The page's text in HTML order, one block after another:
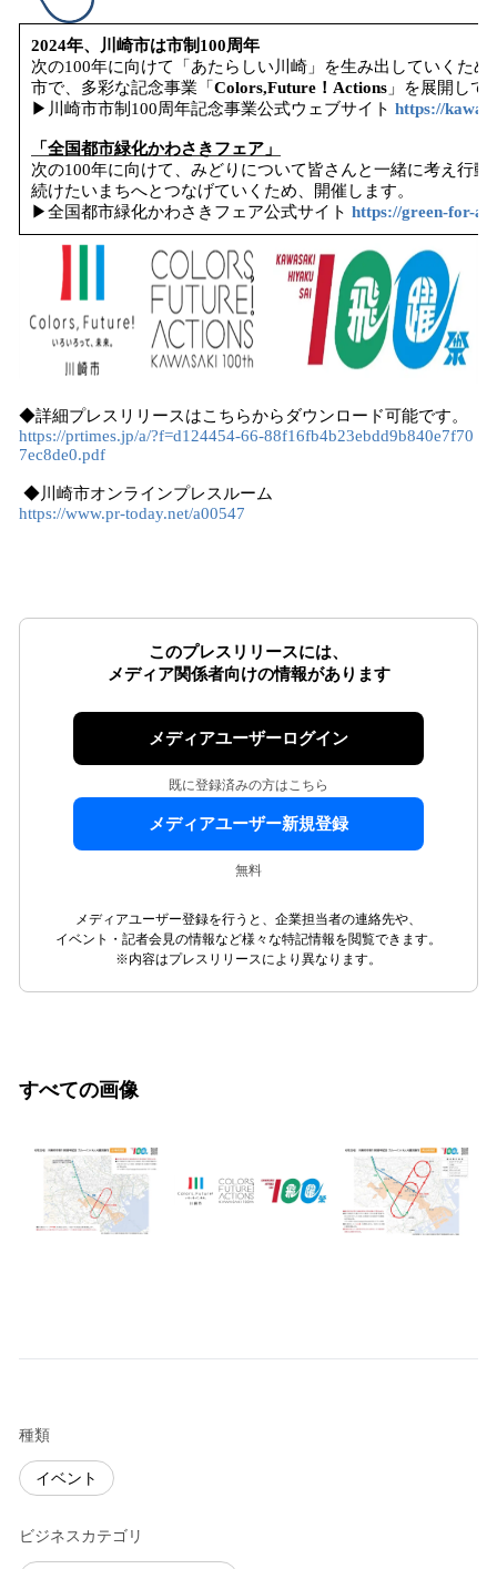
2024年、川崎市は市制100周年
次の100年に向けて「あたらしい川崎」を生み出していくた
市で、多彩な記念事業「 Colors,Future！Actions 」を展開して
▶川崎市市制100周年記念事業公式ウェブサイト https://
「全国都市緑化かわさきフェア」
次の100年に向けて、みどりについて皆さんと一緒に考え行
続けたいまちへとつなげていくため、開催します。
▶全国都市緑化かわさきフェア公式サイト https://green-for-
◆詳細プレスリリースはこちらからダウンロード可能です。
https://prtimes.jp/a/?f=d124454-66-88f16fb4b23ebdd9b840e7f70
7ec8de0.pdf
◆川崎市オンラインプレスルーム
https://www.pr-today.net/a00547
このプレスリリースには、
メディア関係者向けの情報があります
メディアユーザーログイン
既に登録済みの方はこちら
メディアユーザー新規登録
無料
メディアユーザー登録を行うと、企業担当者の連絡先や、
イベント・記者会見の情報など様々な特記情報を閲覧できます。
※内容はプレスリリースにより異なります。
すべての画像
種類
イベント
ビジネスカテゴリ